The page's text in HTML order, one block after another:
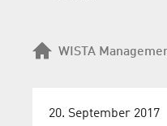
WISTA
20. September 2017